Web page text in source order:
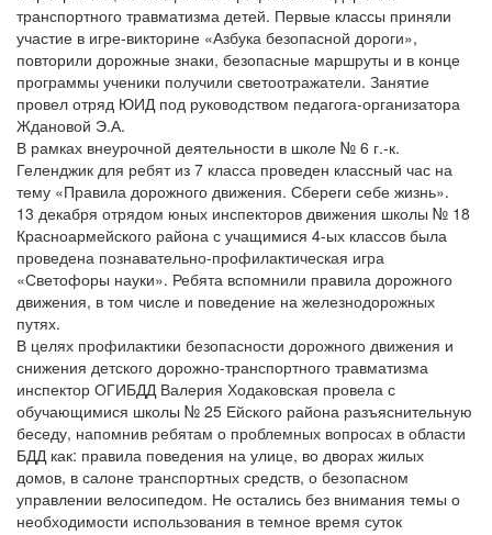
транспортного травматизма детей. Первые классы приняли
участие в игре-викторине «Азбука безопасной дороги»,
повторили дорожные знаки, безопасные маршруты и в конце
программы ученики получили светоотражатели. Занятие
провел отряд ЮИД под руководством педагога-организатора
Ждановой Э.А.
В рамках внеурочной деятельности в школе № 6 г.-к.
Геленджик для ребят из 7 класса проведен классный час на
тему «Правила дорожного движения. Сбереги себе жизнь».
13 декабря отрядом юных инспекторов движения школы № 18
Красноармейского района с учащимися 4-ых классов была
проведена познавательно-профилактическая игра
«Светофоры науки». Ребята вспомнили правила дорожного
движения, в том числе и поведение на железнодорожных
путях.
В целях профилактики безопасности дорожного движения и
снижения детского дорожно-транспортного травматизма
инспектор ОГИБДД Валерия Ходаковская провела с
обучающимися школы № 25 Ейского района разъяснительную
беседу, напомнив ребятам о проблемных вопросах в области
БДД как: правила поведения на улице, во дворах жилых
домов, в салоне транспортных средств, о безопасном
управлении велосипедом. Не остались без внимания темы о
необходимости использования в темное время суток